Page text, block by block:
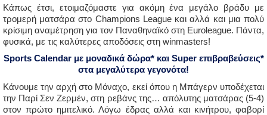
Κάπως έτσι, ετοιμαζόμαστε για ακόμη ένα μεγάλο βράδυ με
τρομερή ματσάρα στο Champions League και αλλά και μια πολύ
κρίσιμη αναμέτρηση για τον Παναθηναϊκό στη Euroleague. Πάντα,
φυσικά, με τις καλύτερες αποδόσεις στη winmasters!
Sports Calendar με μοναδικά δώρα* και Super επιβραβεύσεις*
στα μεγαλύτερα γεγονότα!
Κάνουμε την αρχή στο Μόναχο, εκεί όπου η Μπάγερν υποδέχεται
την Παρί Σεν Ζερμέν, στη ρεβάνς της… απόλυτης ματσάρας (5-4)
στον πρώτο ημιτελικό. Λόγω έδρας αλλά και κινήτρου, φαβορί